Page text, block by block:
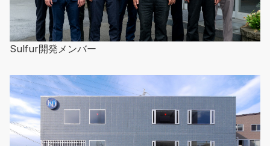
Sulfur開発メンバー